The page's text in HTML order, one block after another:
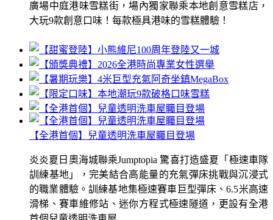
廣場中庭港味雪糕街，場內獨家聯乘本地創意雪糕店，
大玩9款創意口味！每款極具港味的雪糕體驗！
【全港首個】兒童透明洗車屋矚目登場
炎炎夏日奧海城聯乘Jumptopia 驚喜打造盛夏「極速車隊
訓練基地」，完美結合高能量的充氣彈床挑戰與沉浸式
的職業體驗。訓練基地集極速賽車巨型彈床、6.5米高速
滑梯、賽車維修站、迷你方程式極速隧道，更設有全港